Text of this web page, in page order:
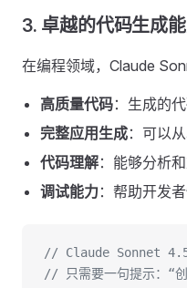
3. 卓越的代码生成
在编程领域，Claude
高质量代码：生成的
完整应用生成：可以
代码理解：能够分析
调试能力：帮助开发
// Claude Sonnet 4.5
// 只需要一句提示：“